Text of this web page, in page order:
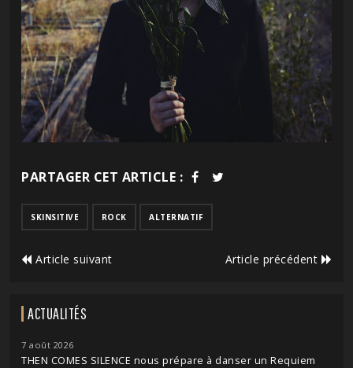
PARTAGER CET ARTICLE :
SKINSITIVE ROCK ALTERNATIF
Article suivant Article précédent
ACTUALITÉS
7 août 2026
THEN COMES SILENCE nous prépare à danser un Requiem